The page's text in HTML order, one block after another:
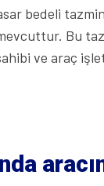
bedeli
Bu
ve araç